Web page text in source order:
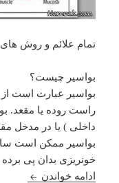
تمام علائم و روش های
بواسیر چیست؟
بواسیر عبارت است
راست روده یا مقعد.
داخلی ) یا در مدخل
بواسیر ممکن است سال
خونریزی بدان پی
ادامه خواندن تمام